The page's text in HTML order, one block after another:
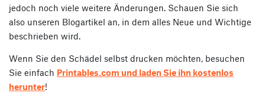
jedoch noch viele weitere Änderungen. Schauen Sie sich
also unseren Blogartikel an, in dem alles Neue und Wichtige
beschrieben wird.
Wenn Sie den Schädel selbst drucken möchten, besuchen
Sie einfach Printables.com und laden Sie ihn kostenlos
herunter!